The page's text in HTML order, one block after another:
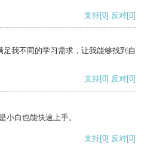
支持[0] 反对[0]
我不同的学习需求，让我能够找到自
支持[0] 反对[0]
小白也能快速上手。
支持[0] 反对[0]